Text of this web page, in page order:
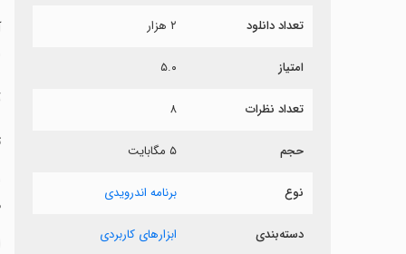
تعداد دانلود ۲ هزار
امتیاز ۵.۰
تعداد نظرات ۸
حجم ۵ مگابایت
نوع برنامه اندرویدی
دسته‌بندی ابزارهای کاربردی